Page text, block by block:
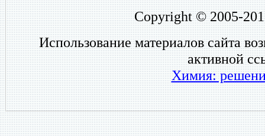
Copyright © 2005-
Использование материалов сайта
активной
Химия: